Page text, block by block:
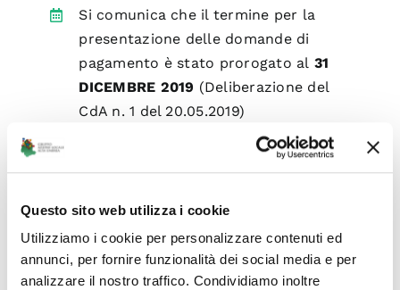
Questo sito web utilizza i cookie
Utilizziamo i cookie per personalizzare contenuti ed
annunci, per fornire funzionalità dei social media e per
analizzare il nostro traffico. Condividiamo inoltre
Si comunica che il termine per la
presentazione delle domande di
pagamento è stato prorogato al 31
DICEMBRE 2019 (Deliberazione del
CdA n. 1 del 20.05.2019)
FORNITURA CARTELLONISTICA